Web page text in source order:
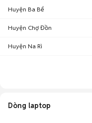
Huyện Ba Bể
Huyện Chợ Đồn
Huyện Na Rì
Dòng laptop